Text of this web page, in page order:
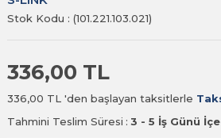
Stok Kodu (101.221.103.021)
336,00 TL
336,00 TL 'den başlayan taksitlerle
Tahmini Teslim Süresi : 3 - 5 İş Günü